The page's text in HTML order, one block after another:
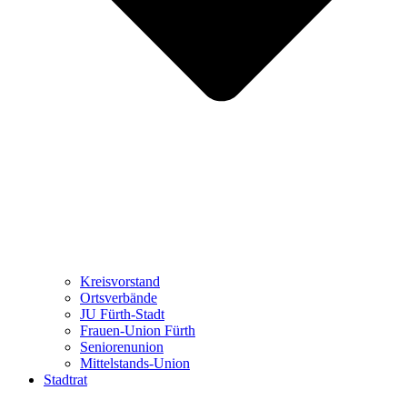
Kreisvorstand
Ortsverbände
JU Fürth-Stadt
Frauen-Union Fürth
Seniorenunion
Mittelstands-Union
Stadtrat